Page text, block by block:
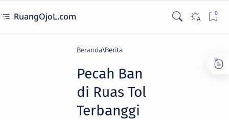
RuangOjoL.com
Beranda Berita
Pecah Ban
di Ruas Tol
Terbanggi